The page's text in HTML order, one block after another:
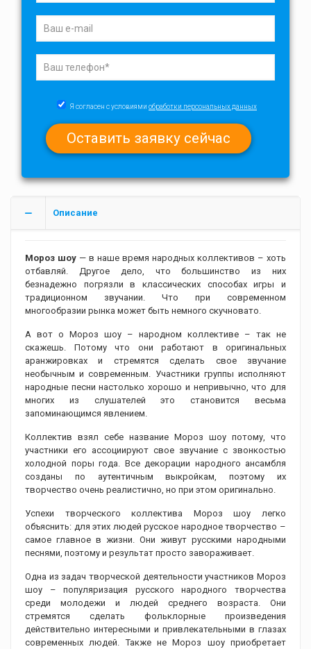
Я согласен с условиями обработки персональных данных
Описание
Мороз шоу — в наше время народных коллективов – хоть
отбавляй. Другое дело, что большинство из них
безнадежно погрязли в классических способах игры и
традиционном звучании. Что при современном
многообразии рынка может быть немного скучновато.
А вот о Мороз шоу – народном коллективе – так не
скажешь. Потому что они работают в оригинальных
аранжировках и стремятся сделать свое звучание
необычным и современным. Участники группы исполняют
народные песни настолько хорошо и непривычно, что для
многих из слушателей это становится весьма
запоминающимся явлением.
Коллектив взял себе название Мороз шоу потому, что
участники его ассоциируют свое звучание с звонкостью
холодной поры года. Все декорации народного ансамбля
созданы по аутентичным выкройкам, поэтому их
творчество очень реалистично, но при этом оригинально.
Успехи творческого коллектива Мороз шоу легко
объяснить: для этих людей русское народное творчество –
самое главное в жизни. Они живут русскими народными
песнями, поэтому и результат просто завораживает.
Одна из задач творческой деятельности участников Мороз
шоу – популяризация русского народного творчества
среди молодежи и людей среднего возраста. Они
стремятся сделать фольклорные произведения
действительно интересными и привлекательными в глазах
современных людей. Также не Мороз шоу приобретает